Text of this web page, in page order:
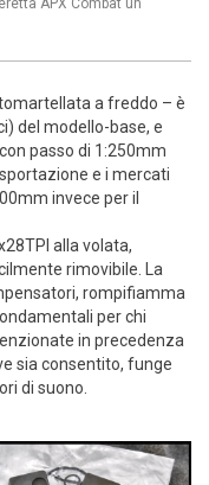
APX Combat un
a freddo – è
del modello-base, e
passo di 1:250mm
e i mercati
invece per il
alla volata,
rimovibile. La
rompifiamma
per chi
in precedenza
sia consentito, funge
di suono.